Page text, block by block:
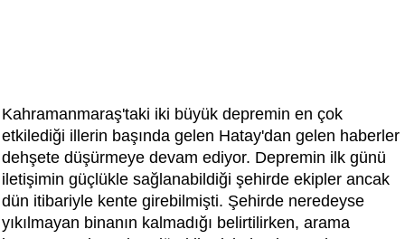
Kahramanmaraş'taki iki büyük depremin en çok
etkilediği illerin başında gelen Hatay'dan gelen haberler
dehşete düşürmeye devam ediyor. Depremin ilk günü
iletişimin güçlükle sağlanabildiği şehirde ekipler ancak
dün itibariyle kente girebilmişti. Şehirde neredeyse
yıkılmayan binanın kalmadığı belirtilirken, arama